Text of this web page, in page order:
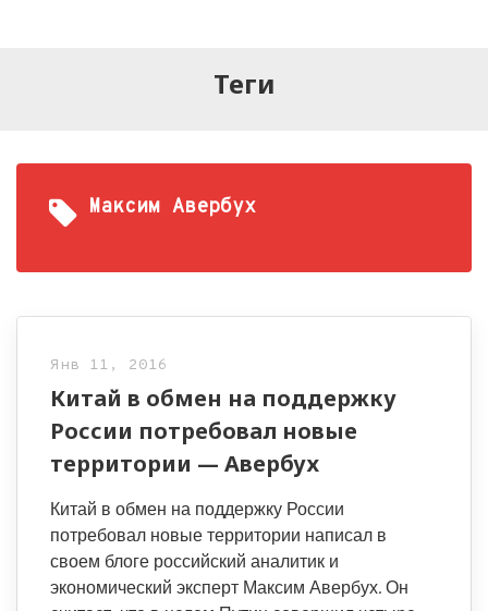
Теги
Максим Авербух
Янв 11, 2016
Китай в обмен на поддержку
России потребовал новые
территории — Авербух
Китай в обмен на поддержку России
потребовал новые территории написал в
своем блоге российский аналитик и
экономический эксперт Максим Авербух. Он